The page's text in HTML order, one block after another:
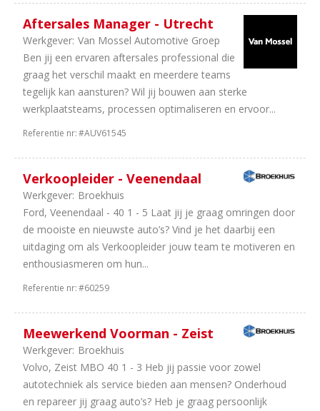
Aftersales Manager - Utrecht
Werkgever: Van Mossel Automotive Groep
Ben jij een ervaren aftersales professional die
graag het verschil maakt en meerdere teams
tegelijk kan aansturen? Wil jij bouwen aan sterke
werkplaatsteams, processen optimaliseren en ervoor...
Referentie nr:#AUV61545
Verkoopleider - Veenendaal
Werkgever: Broekhuis
Ford, Veenendaal - 40 1 - 5 Laat jij je graag omringen door
de mooiste en nieuwste auto’s? Vind je het daarbij een
uitdaging om als Verkoopleider jouw team te motiveren en
enthousiasmeren om hun...
Referentie nr:#60259
Meewerkend Voorman - Zeist
Werkgever: Broekhuis
Volvo, Zeist MBO 40 1 - 3 Heb jij passie voor zowel
autotechniek als service bieden aan mensen? Onderhoud
en repareer jij graag auto’s? Heb je graag persoonlijk